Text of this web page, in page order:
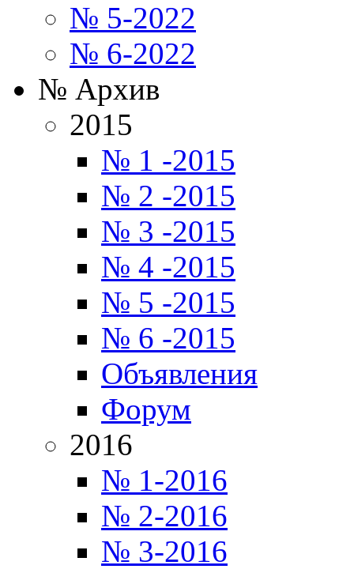
№ 5-2022
№ 6-2022
№ Архив
2015
№ 1 -2015
№ 2 -2015
№ 3 -2015
№ 4 -2015
№ 5 -2015
№ 6 -2015
Объявления
Форум
2016
№ 1-2016
№ 2-2016
№ 3-2016